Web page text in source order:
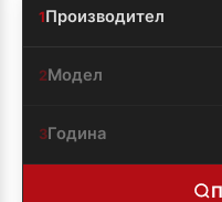
1Производител
2Модел
3Година